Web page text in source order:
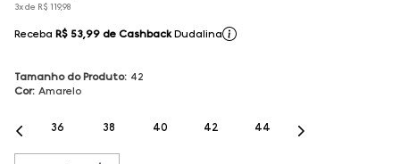
3x de R$ 119,98
Receba R$ 53,99 de Cashback Dudalina
Tamanho do Produto: 42
Cor: Amarelo
36 38 40 42 44